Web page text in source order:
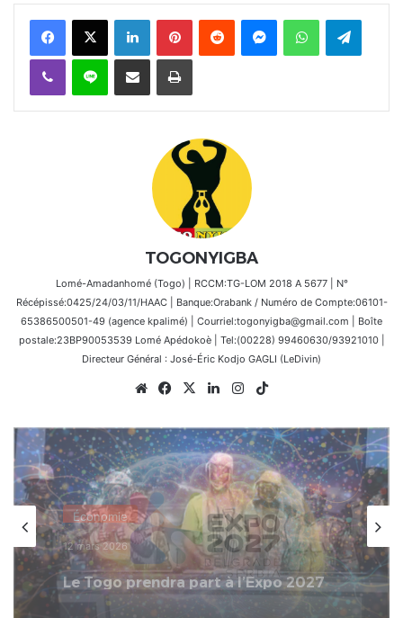
FacebookX Linkedin PinterestReddit MessengerWhatsAppTelegram
Viber Ligne Partager par email Imprimer
TOGONYIGBA
Lomé-Amadanhomé (Togo) | RCCM:TG-LOM 2018 A 5677 | N°
Récépissé:0425/24/03/11/HAAC | Banque:Orabank / Numéro de Compte:06101-
65386500501-49 (agence kpalimé) | Courriel:togonyigba@gmail.com | Boîte
postale:23BP90053539 Lomé Apédokoè | Tel:(00228) 99460630/93921010 |
Directeur Général : José-Éric Kodjo GAGLI (LeDivin)
WebsiteFacebook
X LinkedinInstagram
Internationale
7 décembre 2025
Tentative de coup d’État échouée au
Bénin